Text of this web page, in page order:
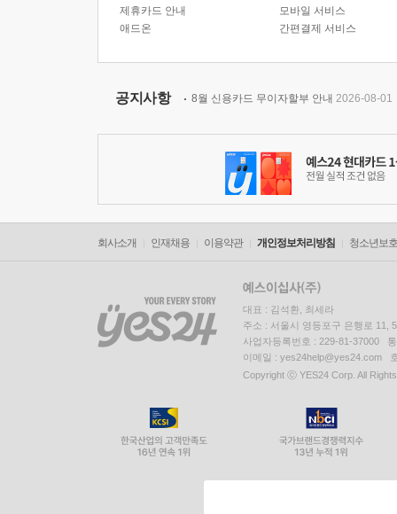
제휴카드 안내
애드온
모바일 서비스
간편결제 서비스
공지사항 8월 신용카드 무이자할부 안내 2026-08-01
회사소개 인재채용 이용약관 개인정보처리방침 청소년보
대표 : 김석환, 최세라
주소 : 서울시 영등포구 은행로 11,
사업자등록번호 : 229-81-37000
이메일 : yes24help@yes24.com
Copyright ⓒ YES24 Corp. All